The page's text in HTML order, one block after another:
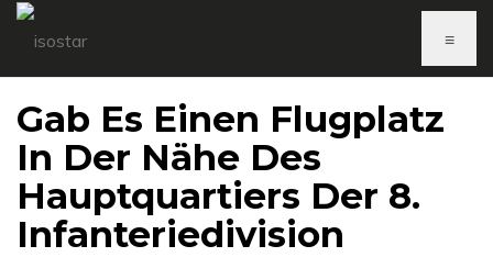
≡
Gab Es Einen Flugplatz
In Der Nähe Des
Hauptquartiers Der 8.
Infanteriedivision